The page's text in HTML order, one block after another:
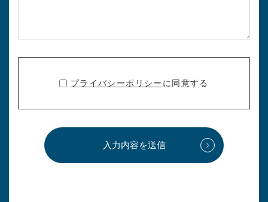
プライバシーポリシー に同意する
入力内容を送信